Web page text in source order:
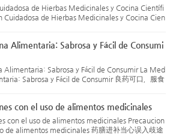
de Hierbas Medicinales y Cocina Científi
Cuidadosa de Hierbas Medicinales y Cocina Cien
Alimentaria: Sabrosa y Fácil de Consumi
Alimentaria: Sabrosa y Fácil de Consumir La Med
Sabrosa y Fácil de Consumir 良药可口，服食
con el uso de alimentos medicinales
con el uso de alimentos medicinales Precaucion
de alimentos medicinales 药膳进补当心误入歧途